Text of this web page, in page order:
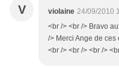
V violaine 24/09/2010
<br /> <br /> Bravo
/> Merci Ange de
<br /> <br /> <br />